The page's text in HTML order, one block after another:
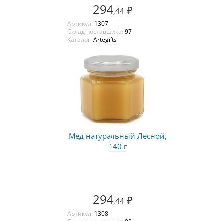
294,44 ₽
Артикул: 1307
Склад поставщика: 97
Каталог: Artegifts
Мед натуральный Лесной,
140 г
294,44 ₽
Артикул: 1308